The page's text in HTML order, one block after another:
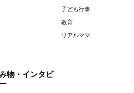
子ども行事
教育
リアルママ
物・インタビ